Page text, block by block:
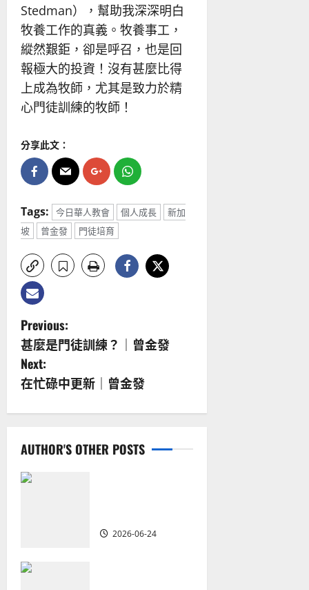
Stedman），幫助我深深明白
牧養工作的真義。牧養事工，
縱然艱鉅，卻是呼召，也是回
報極大的投資！沒有甚麼比得
上成為牧師，尤其是致力於精
心門徒訓練的牧師！
分享此文：
Tags: 今日華人教會 個人成長
新加
坡
曾金發 門徒培育
P
o
s
t
n
a
g
Previous:
甚麼是門徒訓練？｜曾金發
Next:
在忙碌中更新｜曾金發
AUTHOR'S OTHER POSTS
2026-06-24